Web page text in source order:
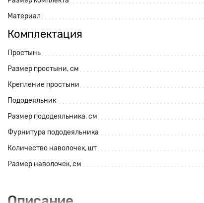
Материал
Комплектация
Простынь
Размер простыни, см
Крепление простыни
Пододеяльник
Размер пододеяльника, см
Фурнитура пододеяльника
Количество наволочек, шт
Размер наволочек, см